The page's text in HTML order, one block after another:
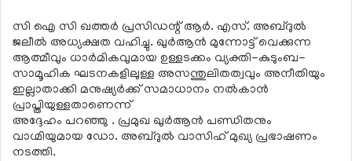
സി ഐ സി ഖത്തര്‍ പ്രസിഡന്റ് ആര്‍. എസ്. അബ്ദുല്‍
ജലീല്‍ അധ്യക്ഷത വഹിച്ചു. ഖുര്‍ആന്‍ മുന്നോട്ട് വെക്കുന്ന
ആത്മീവും ധാര്‍മികവുമായ ഉള്ളടക്കം വ്യക്തി-കുടുംബ-
സാമൂഹിക ഘടനകളിലുള്ള അസന്തുലിതത്വവും അനീതിയും
ഇല്ലാതാക്കി മനുഷ്യര്‍ക്ക് സമാധാനം നല്‍കാന്‍
പ്രാപ്തിയുള്ളതാണെന്ന്
അദ്ദേഹം പറഞ്ഞു . പ്രമുഖ ഖുര്‍ആന്‍ പണ്ഡിതനും
വാഗ്മിയുമായ ഡോ. അബ്ദുല്‍ വാസിഹ് മുഖ്യ പ്രഭാഷണം
നടത്തി.